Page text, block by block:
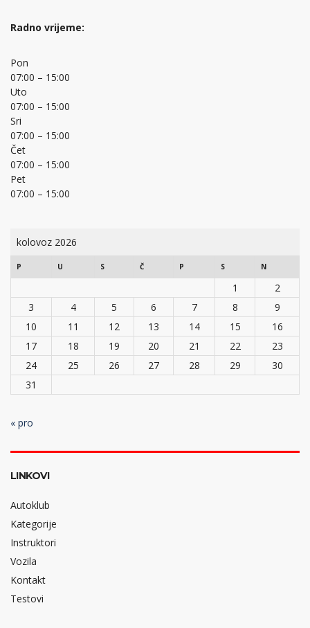
Radno vrijeme:
Pon
07:00 – 15:00
Uto
07:00 – 15:00
Sri
07:00 – 15:00
Čet
07:00 – 15:00
Pet
07:00 – 15:00
kolovoz 2026
P U S Č P S N
1
2
3
4 5 6 7 8
9
10
11 12 13 14 15
16
17
18 19 20 21 22
23
24
25 26 27 28 29
30
31
« pro
LINKOVI
Autoklub
Kategorije
Instruktori
Vozila
Kontakt
Testovi